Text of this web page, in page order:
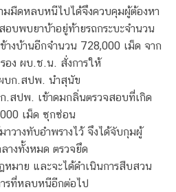
มืดหลบหนีไปได้จึงควบคุมผู้ต้องหา
อบพบยาบ้าอยู่ท้ายรถกระบะจำนวน
งบ้านอีกจำนวน 728,000 เม็ด จาก
ง ผบ.ช.น. สั่งการให้
บก.สปพ. นำสุนัข
.สปพ. เข้าดมกลิ่นตรวจสอบที่เกิด
เม็ด ซุกซ่อน
วางทับอำพรางไว้ จึงได้จับกุมผู้
างทั้งหมด ตรวจยึด
มาย และจะได้ดำเนินการสืบสวน
รที่หลบหนีอีกต่อไป